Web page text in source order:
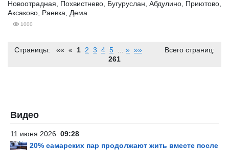
Новоотрадная, Похвистнево, Бугуруслан, Абдулино, Приютово,
Аксаково, Раевка, Дема.
1000
Страницы: «« « 1 2 3 4 5 » »» Всего страниц:
261
Видео
11 июня 2026 09:28
20% самарских пар продолжают жить вместе после